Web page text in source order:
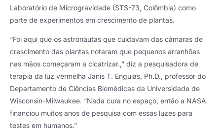
Laboratório de Microgravidade (STS-73, Colômbia) como
parte de experimentos em crescimento de plantas.
“Foi aqui que os astronautas que cuidavam das câmaras de
crescimento das plantas notaram que pequenos arranhões
nas mãos começaram a cicatrizar.,” diz a pesquisadora de
terapia da luz vermelha Janis T. Enguias, Ph.D., professor do
Departamento de Ciências Biomédicas da Universidade de
Wisconsin-Milwaukee. “Nada cura no espaço, então a NASA
financiou muitos anos de pesquisa com essas luzes para
testes em humanos.”